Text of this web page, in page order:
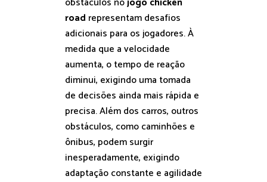
road representam desafios
adicionais para os jogadores. À
medida que a velocidade
aumenta, o tempo de reação
diminui, exigindo uma tomada
de decisões ainda mais rápida e
precisa. Além dos carros, outros
obstáculos, como caminhões e
ônibus, podem surgir
inesperadamente, exigindo
adaptação constante e agilidade